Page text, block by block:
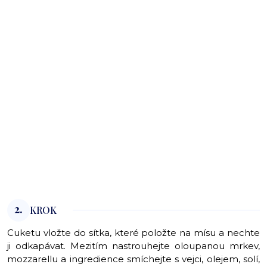
2. KROK
Cuketu vložte do sítka, které položte na mísu a nechte
ji odkapávat. Mezitím nastrouhejte oloupanou mrkev,
mozzarellu a ingredience smíchejte s vejci, olejem, solí,